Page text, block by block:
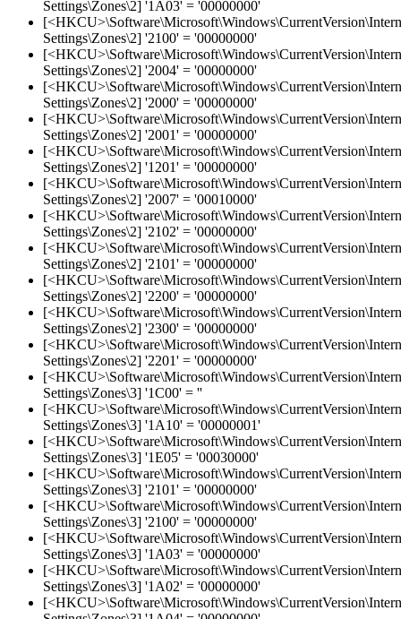
Settings\Zones\2] '1A03' = '00000000'
Settings\Zones\2] '2100' = '00000000'
Settings\Zones\2] '2004' = '00000000'
Settings\Zones\2] '2000' = '00000000'
Settings\Zones\2] '2001' = '00000000'
Settings\Zones\2] '1201' = '00000000'
Settings\Zones\2] '2007' = '00010000'
Settings\Zones\2] '2102' = '00000000'
Settings\Zones\2] '2101' = '00000000'
Settings\Zones\2] '2200' = '00000000'
Settings\Zones\2] '2300' = '00000000'
Settings\Zones\2] '2201' = '00000000'
Settings\Zones\3] '1C00' = ''
Settings\Zones\3] '1A10' = '00000001'
Settings\Zones\3] '1E05' = '00030000'
Settings\Zones\3] '2101' = '00000000'
Settings\Zones\3] '2100' = '00000000'
Settings\Zones\3] '1A03' = '00000000'
Settings\Zones\3] '1A02' = '00000000'